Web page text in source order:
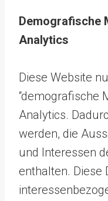
Demografische
Analytics
Diese Website
“demografische
Analytics.
werden, die
und Interessen
enthalten. Diese